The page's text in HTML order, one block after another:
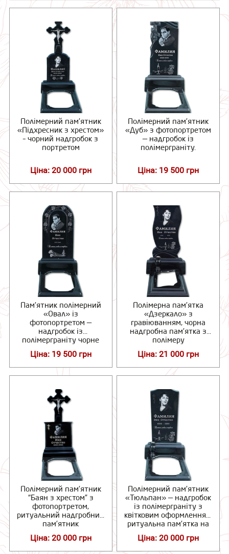
Полімерний пам’ятник
«Підхресник з хрестом»
– чорний надгробок з
портретом
Ціна: 20 000 грн
Полімерний пам’ятник
«Дуб» з фотопортретом
— надгробок із
полімерграніту.
Ціна: 19 500 грн
Пам’ятник полімерний
«Овал» із
фотопортретом —
надгробок із
полімерграніту чорне
Ціна: 19 500 грн
Полімерна пам’ятка
«Дзеркало» з
гравіюванням, чорна
надгробна пам’ятка з
полімеру
Ціна: 21 000 грн
Полімерний пам’ятник
“Баян з хрестом” з
фотопортретом,
ритуальний надгробний
пам’ятник
Ціна: 20 000 грн
Полімерний пам’ятник
«Тюльпан» — надгробок
із полімерграніту з
квітковим оформленням,
ритуальна пам’ятка на
могилу
Ціна: 20 000 грн